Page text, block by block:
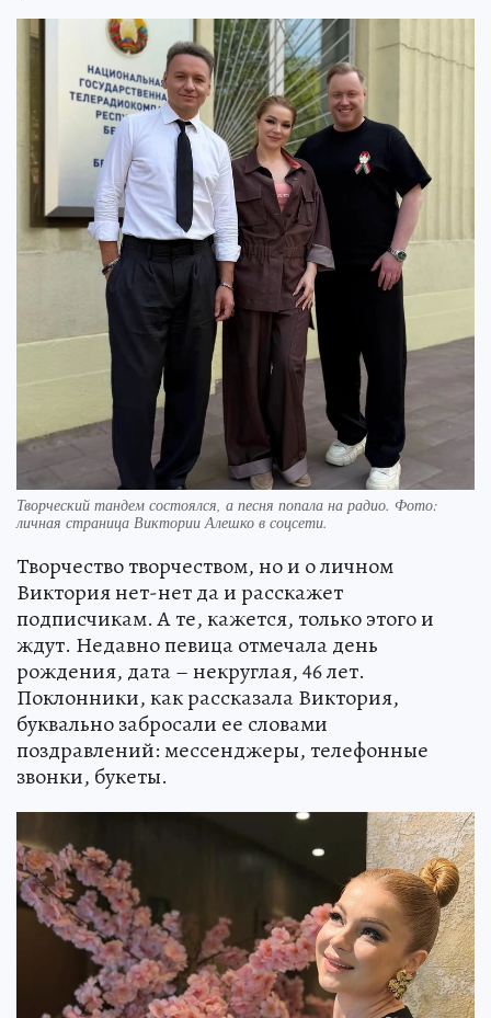
Творческий тандем состоялся, а песня попала на радио. Фото:
личная страница Виктории Алешко в соцсети.
Творчество творчеством, но и о личном
Виктория нет-нет да и расскажет
подписчикам. А те, кажется, только этого и
ждут. Недавно певица отмечала день
рождения, дата – некруглая, 46 лет.
Поклонники, как рассказала Виктория,
буквально забросали ее словами
поздравлений: мессенджеры, телефонные
звонки, букеты.